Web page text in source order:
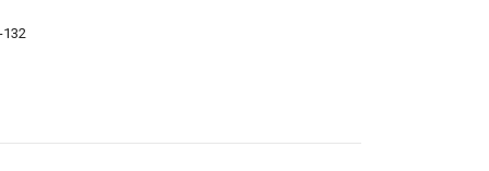
132